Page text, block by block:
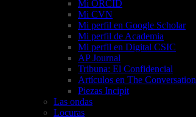
Mi ORCID
Mi CVN
Mi perfil en Google Scholar
Mi perfil de Academia
Mi perfil en Digital CSIC
AP Journal
Tribuna: El Confidencial
Artículos en The Conversation
Piezas Incipit
Las ondas
Locuras